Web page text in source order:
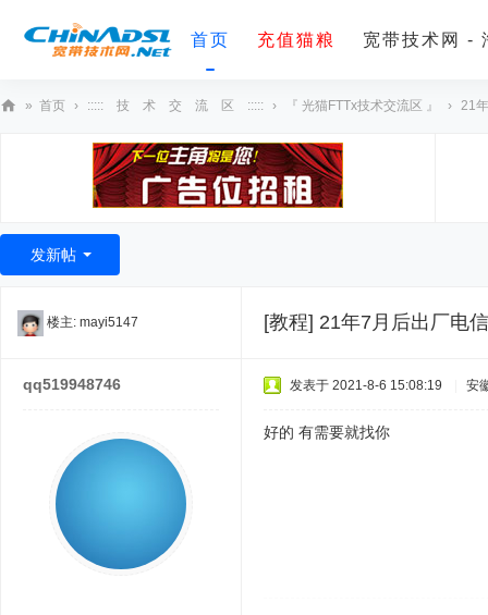
首页 充值猫粮 宽带技术网 -
术
» 首页 › ::::: 技 术 交 流 区 ::::: › 『 光猫FTTx技术交流区 』 › 21
发新帖
楼主: mayi5147 [教程] 21年7月后出厂电
qq519948746 发表于 2021-8-6 15:08:19 安
好的 有需要就找你